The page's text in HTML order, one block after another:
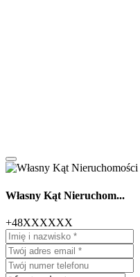
Własny Kąt Nieruchom...
+48XXXXXX